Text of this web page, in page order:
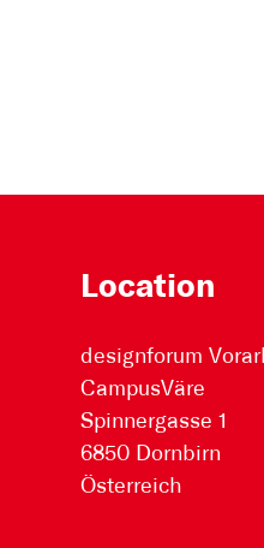
Location
designforum
CampusVäre
Spinnergasse 1
6850 Dornbirn
Österreich